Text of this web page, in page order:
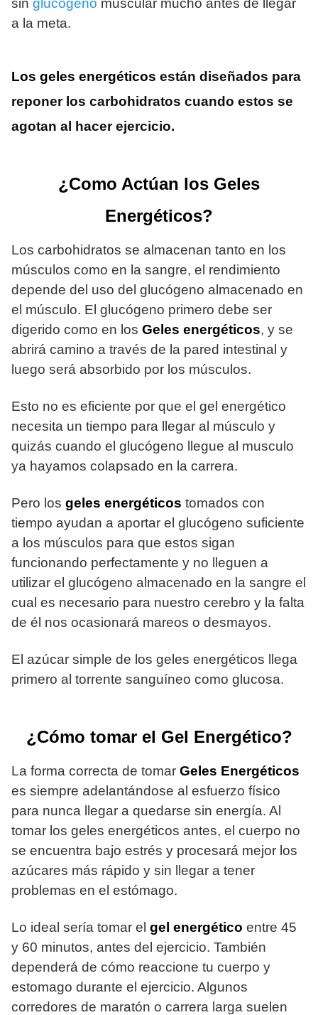
sin glucógeno muscular mucho antes de llegar
a la meta.
Los geles energéticos están diseñados para
reponer los carbohidratos cuando estos se
agotan al hacer ejercicio.
¿Como Actúan los Geles
Energéticos?
Los carbohidratos se almacenan tanto en los
músculos como en la sangre, el rendimiento
depende del uso del glucógeno almacenado en
el músculo. El glucógeno primero debe ser
digerido como en los Geles energéticos, y se
abrirá camino a través de la pared intestinal y
luego será absorbido por los músculos.
Esto no es eficiente por que el gel energético
necesita un tiempo para llegar al músculo y
quizás cuando el glucógeno llegue al musculo
ya hayamos colapsado en la carrera.
Pero los geles energéticos tomados con
tiempo ayudan a aportar el glucógeno suficiente
a los músculos para que estos sigan
funcionando perfectamente y no lleguen a
utilizar el glucógeno almacenado en la sangre el
cual es necesario para nuestro cerebro y la falta
de él nos ocasionará mareos o desmayos.
El azúcar simple de los geles energéticos llega
primero al torrente sanguíneo como glucosa.
¿Cómo tomar el Gel Energético?
La forma correcta de tomar Geles Energéticos
es siempre adelantándose al esfuerzo físico
para nunca llegar a quedarse sin energía. Al
tomar los geles energéticos antes, el cuerpo no
se encuentra bajo estrés y procesará mejor los
azúcares más rápido y sin llegar a tener
problemas en el estómago.
Lo ideal sería tomar el gel energético entre 45
y 60 minutos, antes del ejercicio. También
dependerá de cómo reaccione tu cuerpo y
estomago durante el ejercicio. Algunos
corredores de maratón o carrera larga suelen